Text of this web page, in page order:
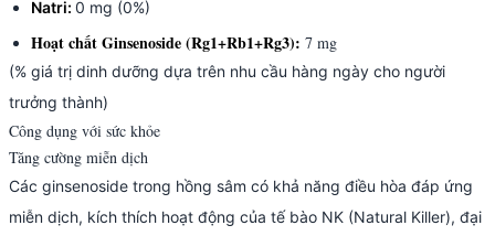
Natri: 0 mg (0%)
Hoạt chất Ginsenoside (Rg1+Rb1+Rg3): 7 mg
(% giá trị dinh dưỡng dựa trên nhu cầu hàng ngày cho người
trưởng thành)
Công dụng với sức khỏe
Tăng cường miễn dịch
Các ginsenoside trong hồng sâm có khả năng điều hòa đáp ứng
miễn dịch, kích thích hoạt động của tế bào NK (Natural Killer), đại